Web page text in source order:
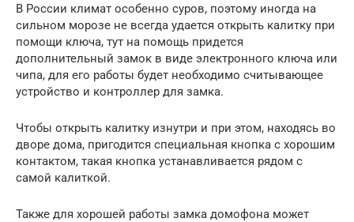
В России климат особенно суров, поэтому иногда на
сильном морозе не всегда удается открыть калитку при
помощи ключа, тут на помощь придется
дополнительный замок в виде электронного ключа или
чипа, для его работы будет необходимо считывающее
устройство и контроллер для замка.
Чтобы открыть калитку изнутри и при этом, находясь во
дворе дома, пригодится специальная кнопка с хорошим
контактом, такая кнопка устанавливается рядом с
самой калиткой.
Также для хорошей работы замка домофона может